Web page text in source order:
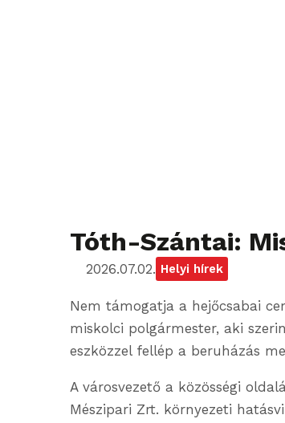
Tóth-Szántai:
2026.07.02. Helyi hírek
Nem támogatja a hejőcsabai
miskolci polgármester, aki
eszközzel fellép a beruházás
A városvezető a közösségi
Mészipari Zrt. környezeti